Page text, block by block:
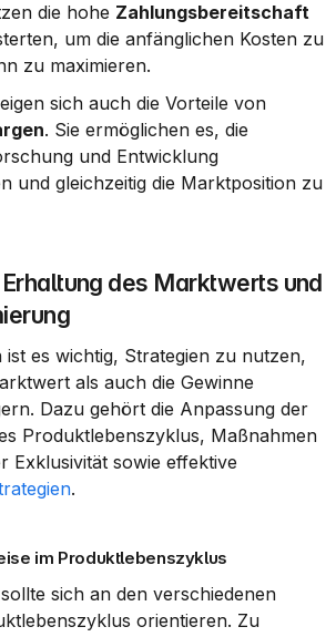
die hohe Zahlungsbereitschaft
um die anfänglichen Kosten zu
zu maximieren.
sich auch die Vorteile von
. Sie ermöglichen es, die
und Entwicklung
und gleichzeitig die Marktposition zu
des Marktwerts und
es wichtig, Strategien zu nutzen,
als auch die Gewinne
Dazu gehört die Anpassung der
Produktlebenszyklus, Maßnahmen
.
im Produktlebenszyklus
sollte sich an den verschiedenen
orientieren. Zu